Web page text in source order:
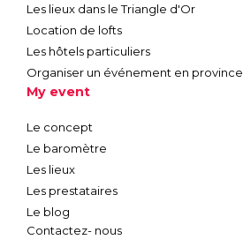
Les lieux dans le Triangle d'Or
Location de lofts
Les hôtels particuliers
Organiser un événement en province
My event
Le concept
Le baromètre
Les lieux
Les prestataires
Le blog
Contactez- nous